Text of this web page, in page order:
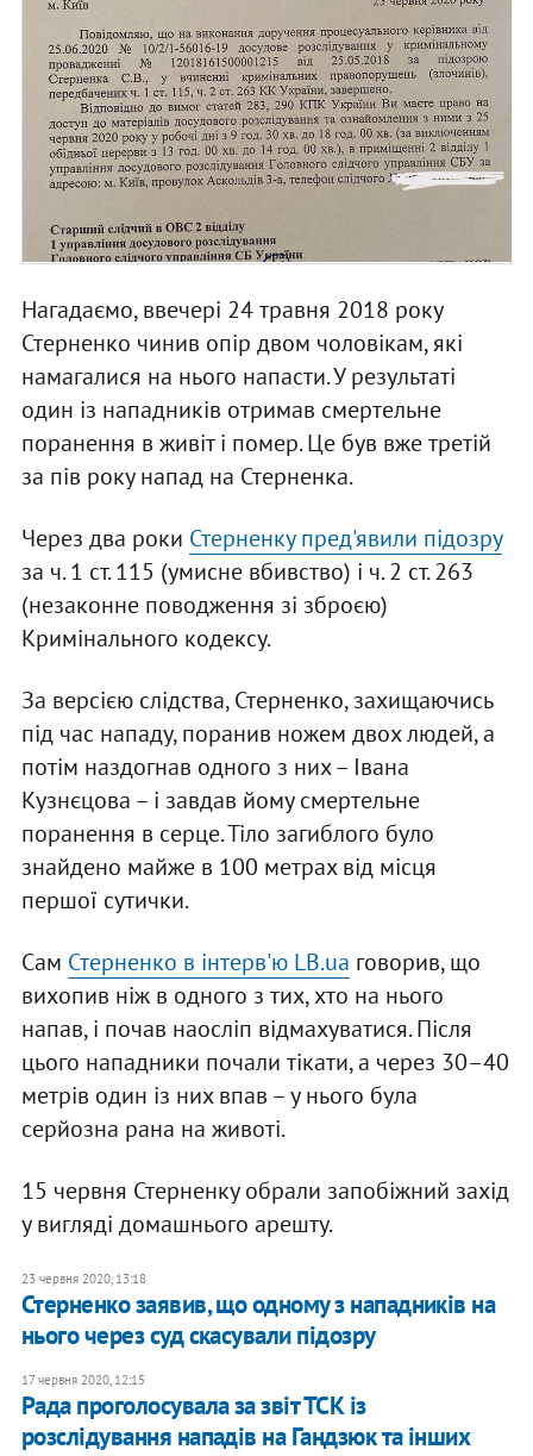
Нагадаємо, ввечері 24 травня 2018 року
Стерненко чинив опір двом чоловікам, які
намагалися на нього напасти. У результаті
один із нападників отримав смертельне
поранення в живіт і помер. Це був вже третій
за пів року напад на Стерненка.
Через два роки Стерненку пред'явили підозру
за ч. 1 ст. 115 (умисне вбивство) і ч. 2 ст. 263
(незаконне поводження зі зброєю)
Кримінального кодексу.
За версією слідства, Стерненко, захищаючись
під час нападу, поранив ножем двох людей, а
потім наздогнав одного з них – Івана
Кузнєцова – і завдав йому смертельне
поранення в серце. Тіло загиблого було
знайдено майже в 100 метрах від місця
першої сутички.
Сам Стерненко в інтерв'ю LB.ua говорив, що
вихопив ніж в одного з тих, хто на нього
напав, і почав наосліп відмахуватися. Після
цього нападники почали тікати, а через 30–40
метрів один із них впав – у нього була
серйозна рана на животі.
15 червня Стерненку обрали запобіжний захід
у вигляді домашнього арешту.
23 червня 2020, 13:18
Стерненко заявив, що одному з нападників на
нього через суд скасували підозру
17 червня 2020, 12:15
Рада проголосувала за звіт ТСК із
розслідування нападів на Гандзюк та інших